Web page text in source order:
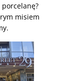
porcelanę?
misiem